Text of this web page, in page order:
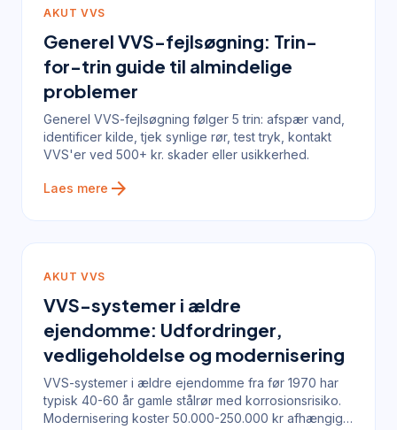
AKUT VVS
Generel VVS-fejlsøgning: Trin-
for-trin guide til almindelige
problemer
Generel VVS-fejlsøgning følger 5 trin: afspær vand,
identificer kilde, tjek synlige rør, test tryk, kontakt
VVS'er ved 500+ kr. skader eller usikkerhed.
Laes mere arrow_forward
AKUT VVS
VVS-systemer i ældre
ejendomme: Udfordringer,
vedligeholdelse og modernisering
VVS-systemer i ældre ejendomme fra før 1970 har
typisk 40-60 år gamle stålrør med korrosionsrisiko.
Modernisering koster 50.000-250.000 kr afhængig